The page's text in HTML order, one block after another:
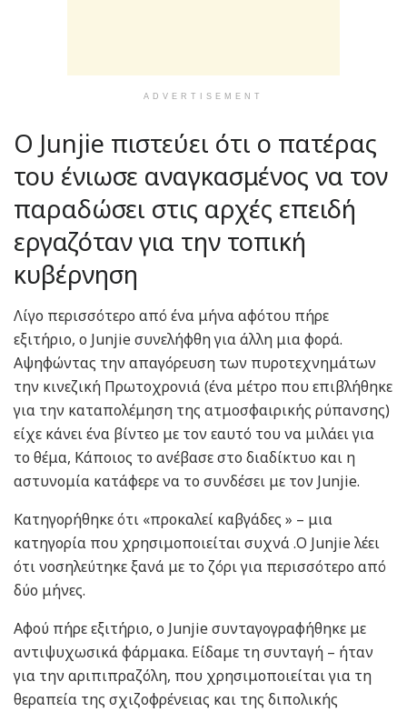
ADVERTISEMENT
Ο Junjie πιστεύει ότι ο πατέρας
του ένιωσε αναγκασμένος να τον
παραδώσει στις αρχές επειδή
εργαζόταν για την τοπική
κυβέρνηση
Λίγο περισσότερο από ένα μήνα αφότου πήρε
εξιτήριο, ο Junjie συνελήφθη για άλλη μια φορά.
Αψηφώντας την απαγόρευση των πυροτεχνημάτων
την κινεζική Πρωτοχρονιά (ένα μέτρο που επιβλήθηκε
για την καταπολέμηση της ατμοσφαιρικής ρύπανσης)
είχε κάνει ένα βίντεο με τον εαυτό του να μιλάει για
το θέμα, Κάποιος το ανέβασε στο διαδίκτυο και η
αστυνομία κατάφερε να το συνδέσει με τον Junjie.
Κατηγορήθηκε ότι «προκαλεί καβγάδες » – μια
κατηγορία που χρησιμοποιείται συχνά .Ο Junjie λέει
ότι νοσηλεύτηκε ξανά με το ζόρι για περισσότερο από
δύο μήνες.
Αφού πήρε εξιτήριο, ο Junjie συνταγογραφήθηκε με
αντιψυχωσικά φάρμακα. Είδαμε τη συνταγή – ήταν
για την αριπιπραζόλη, που χρησιμοποιείται για τη
θεραπεία της σχιζοφρένειας και της διπολικής